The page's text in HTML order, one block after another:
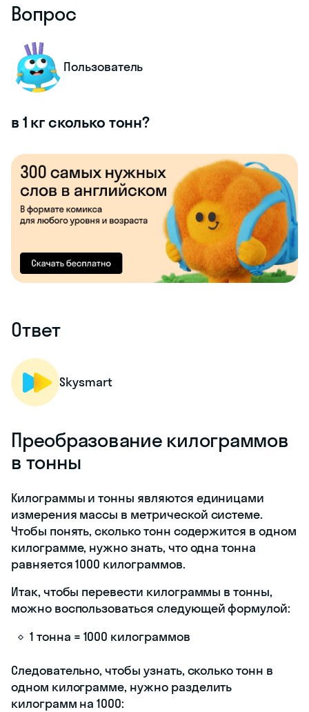
Вопрос
Пользователь
в 1 кг сколько тонн?
Ответ
Skysmart
Преобразование килограммов
в тонны
Килограммы и тонны являются единицами
измерения массы в метрической системе.
Чтобы понять, сколько тонн содержится в одном
килограмме, нужно знать, что одна тонна
равняется 1000 килограммов.
Итак, чтобы перевести килограммы в тонны,
можно воспользоваться следующей формулой:
1 тонна = 1000 килограммов
Следовательно, чтобы узнать, сколько тонн в
одном килограмме, нужно разделить
килограмм на 1000: